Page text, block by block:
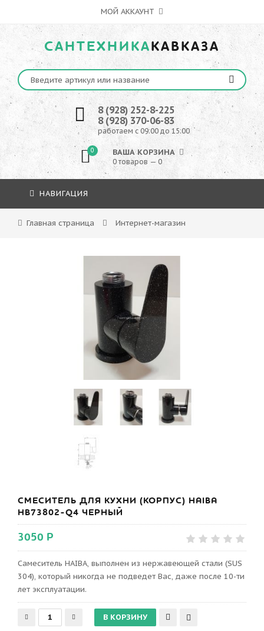
МОЙ АККАУНТ
САНТЕХНИКАКАВКАЗА
8 (928) 252-8-225
8 (928) 370-06-83
работаем с 09:00 до 15:00
0 ВАША КОРЗИНА
0 товаров — 0
НАВИГАЦИЯ
Главная страница Интернет-магазин
СМЕСИТЕЛЬ ДЛЯ КУХНИ (КОРПУС) HAIBA
HB73802-Q4 ЧЕРНЫЙ
3050 Р
Сaмеситель HAIBA, выполнен из нержавеющей стали (SUS
304), который никогда не подведет Вас, даже после 10-ти
лет эксплуатации.